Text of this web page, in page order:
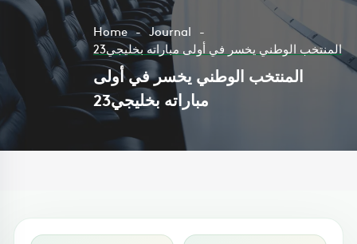
Home
Journal
المنتخب الوطني يخسر في أولى مباراته بخليجي23
المنتخب الوطني يخسر في أولى
مباراته بخليجي23